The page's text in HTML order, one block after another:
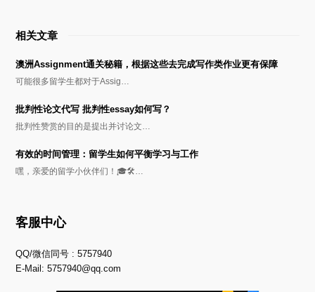
相关文章
澳洲Assignment通关秘籍，根据这些去完成写作类作业更有保障
可能很多留学生都对于Assig…
批判性论文代写 批判性essay如何写？
批判性赞赏的目的是提出并讨论文…
有效的时间管理：留学生如何平衡学习与工作
嘿，亲爱的留学小伙伴们！🎓🛠️…
客服中心
QQ/微信同号 : 5757940
E-Mail:5757940@qq.com